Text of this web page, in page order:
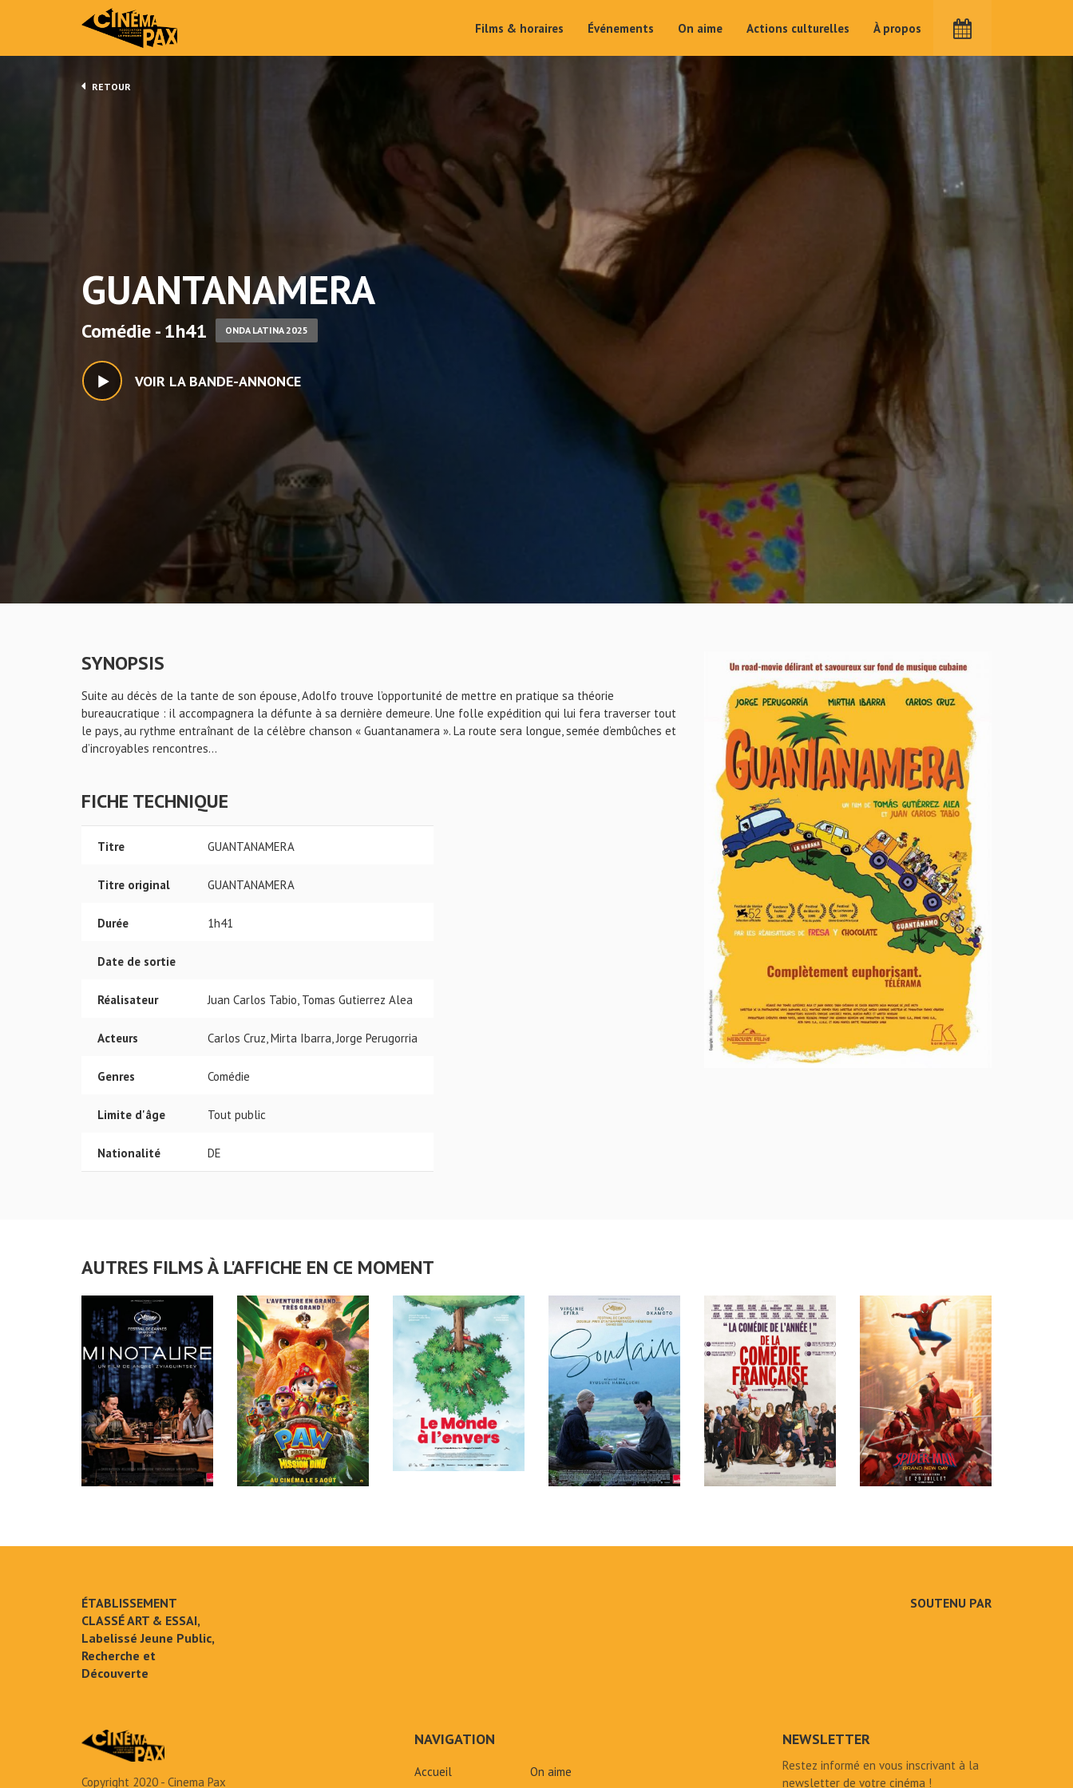
Films & horaires Événements On aime Actions culturelles À propos
RETOUR
GUANTANAMERA
Comédie - 1h41 ONDA LATINA 2025
VOIR LA BANDE-ANNONCE
SYNOPSIS
Suite au décès de la tante de son épouse, Adolfo trouve l’opportunité de mettre en pratique sa théorie
bureaucratique : il accompagnera la défunte à sa dernière demeure. Une folle expédition qui lui fera traverser tout
le pays, au rythme entraînant de la célèbre chanson « Guantanamera ». La route sera longue, semée d’embûches et
d’incroyables rencontres...
FICHE TECHNIQUE
Titre GUANTANAMERA
Titre original GUANTANAMERA
Durée 1h41
Date de sortie
Réalisateur Juan Carlos Tabio, Tomas Gutierrez Alea
Acteurs Carlos Cruz, Mirta Ibarra, Jorge Perugorria
Genres Comédie
Limite d'âge Tout public
Nationalité DE
AUTRES FILMS À L'AFFICHE EN CE MOMENT
ÉTABLISSEMENT
CLASSÉ ART & ESSAI,
Labelissé Jeune Public,
Recherche et
Découverte
SOUTENU PAR
Copyright 2020 - Cinema Pax
NAVIGATION
Accueil On aime
NEWSLETTER
Restez informé en vous inscrivant à la
newsletter de votre cinéma !